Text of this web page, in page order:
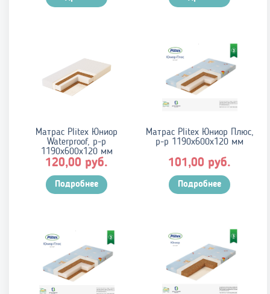
Матрас Plitex Юниор
Waterproof, р-р
1190х600х120 мм
120,00 руб.
Подробнее
Матрас Plitex Юниор Плюс,
р-р 1190х600х120 мм
101,00 руб.
Подробнее